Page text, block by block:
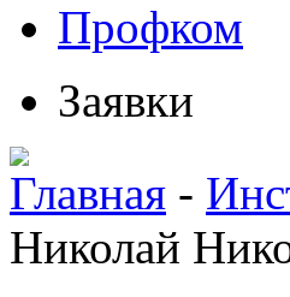
Профком
Заявки
Главная -
Николай